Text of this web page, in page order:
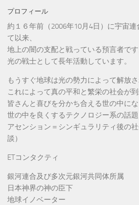
プロフィール
約１６年前（2006年10月4日）に宇宙
て以来、
地上の闇の支配と戦っている預言者です
光の戦士として長年活動しています。
もうすぐ地球は光の勢力によって解放さ
これによって真の平和と繁栄の社会が到
皆さんと喜びを分かち合える世の中に
世の中を良くするテクノロジー系の話題
アセンション＝シンギュラリティ後の
談）
ETコンタクティ
銀河連合及び多次元銀河共同体所属
日本神界の神の臣下
地球イノベーター